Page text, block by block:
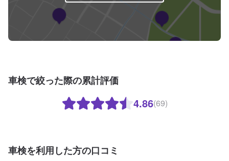
車検で絞った際の累計評価
4.86(69)
車検を利用した方の口コミ